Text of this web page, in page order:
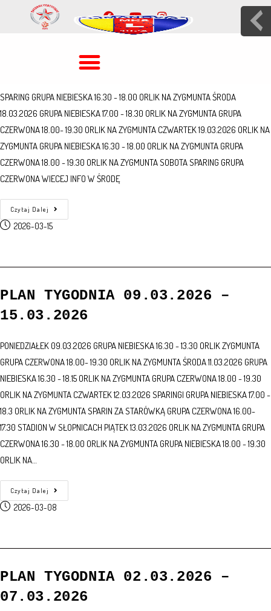
PLAN TYGODNIA 16.03.2026 –
21.03.2026
PONIEDZIAŁEK 16.03.2026 GRUPA NIEBIESKA 16.30 - 18.00 ORLIK ZYGMUNTA
SPARING GRUPA NIEBIESKA 16.30 - 18.00 ORLIK NA ZYGMUNTA ŚRODA
18.03.2026 GRUPA NIEBIESKA 17.00 - 18.30 ORLIK NA ZYGMUNTA GRUPA
CZERWONA 18.00- 19.30 ORLIK NA ZYGMUNTA CZWARTEK 19.03.2026 ORLIK NA
ZYGMUNTA GRUPA NIEBIESKA 16.30 - 18.00 ORLIK NA ZYGMUNTA GRUPA
CZERWONA 18.00 - 19.30 ORLIK NA ZYGMUNTA SOBOTA SPARING GRUPA
CZERWONA WIECEJ INFO W ŚRODĘ
Czytaj Dalej
2026-03-15
PLAN TYGODNIA 09.03.2026 –
15.03.2026
PONIEDZIAŁEK 09.03.2026 GRUPA NIEBIESKA 16.30 - 13.30 ORLIK ZYGMUNTA
GRUPA CZERWONA 18.00- 19.30 ORLIK NA ZYGMUNTA ŚRODA 11.03.2026 GRUPA
NIEBIESKA 16.30 - 18.15 ORLIK NA ZYGMUNTA GRUPA CZERWONA 18.00 - 19.30
ORLIK NA ZYGMUNTA CZWARTEK 12.03.2026 SPARINGI GRUPA NIEBIESKA 17.00 -
18.3 ORLIK NA ZYGMUNTA SPARIN ZA STARÓWKĄ GRUPA CZERWONA 16.00-
17.30 STADION W SŁOPNICACH PIĄTEK 13.03.2026 ORLIK NA ZYGMUNTA GRUPA
CZERWONA 16.30 - 18.00 ORLIK NA ZYGMUNTA GRUPA NIEBIESKA 18.00 - 19.30
ORLIK NA…
Czytaj Dalej
2026-03-08
PLAN TYGODNIA 02.03.2026 –
07.03.2026